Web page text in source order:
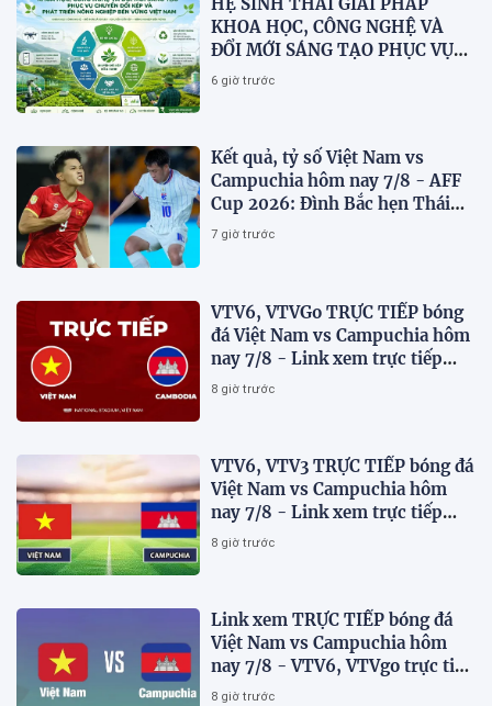
KHOA HỌC, CÔNG NGHỆ VÀ
ĐỔI MỚI SÁNG TẠO PHỤC VỤ
CHUYỂN ĐỔI KÉP VÀ PHÁT
6 giờ trước
Kết quả, tỷ số Việt Nam vs
Campuchia hôm nay 7/8 - AFF
Cup 2026: Đình Bắc hẹn Thái
Lan ở chung kết?
7 giờ trước
VTV6, VTVGo TRỰC TIẾP bóng
đá Việt Nam vs Campuchia hôm
nay 7/8 - Link xem trực tiếp
AFF Cup 2026 mới nhất
8 giờ trước
VTV6, VTV3 TRỰC TIẾP bóng đá
Việt Nam vs Campuchia hôm
nay 7/8 - Link xem trực tiếp
AFF Cup 2026 mới nhất
8 giờ trước
Link xem TRỰC TIẾP bóng đá
Việt Nam vs Campuchia hôm
nay 7/8 - VTV6, VTVgo trực tiếp
AFF Cup 2026
8 giờ trước